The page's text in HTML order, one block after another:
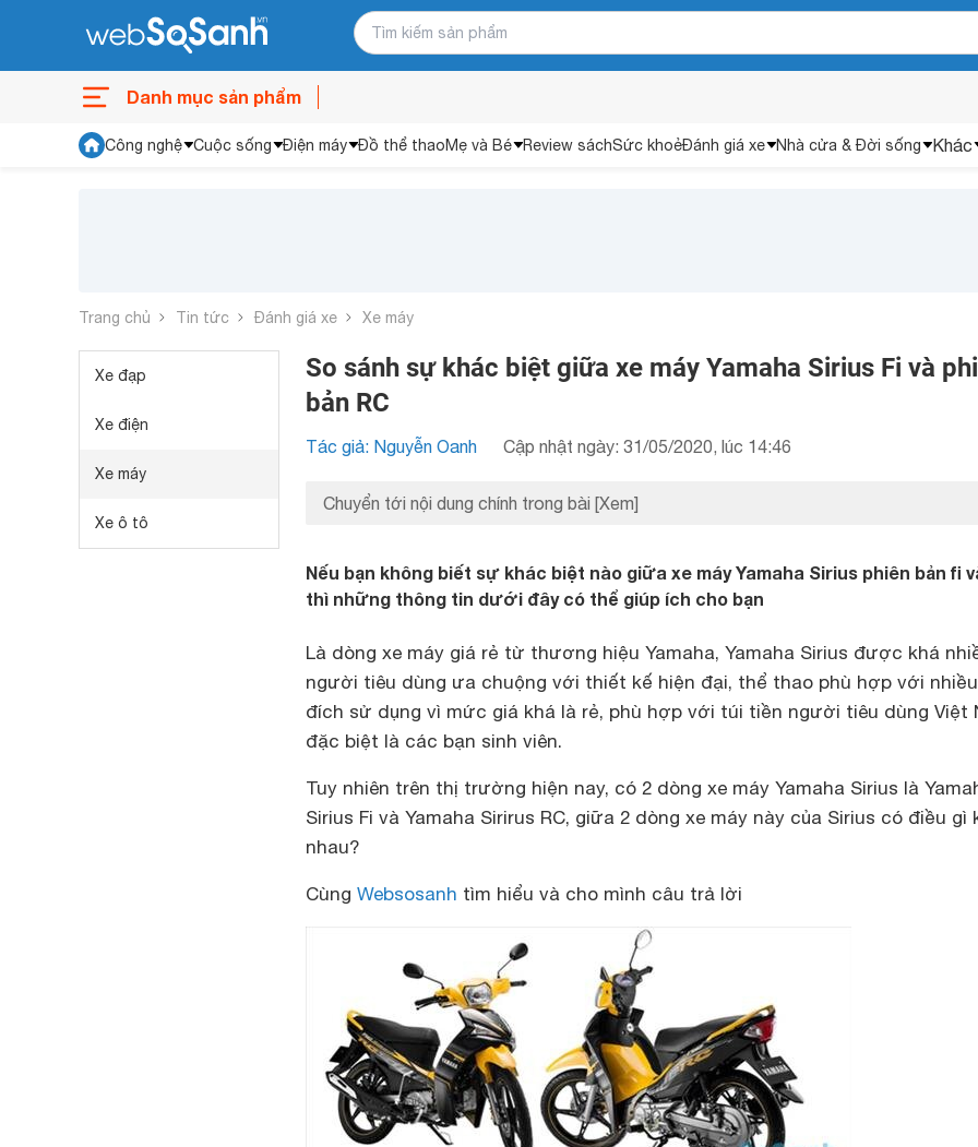
Danh mục sản phẩm
Công nghệ Cuộc sống Điện máy Đồ thể thaoMẹ và Bé Review sáchSức khoẻĐánh giá xe Nhà cửa & Đời sống Khác
Trang chủ Tin tức Đánh giá xe Xe máy
Xe đạp
Xe điện
Xe máy
Xe ô tô
So sánh sự khác biệt giữa xe máy Yamaha Sirius Fi và
bản RC
Tác giả: Nguyễn Oanh Cập nhật ngày: 31/05/2020, lúc 14:46
Chuyển tới nội dung chính trong bài [Xem]
Nếu bạn không biết sự khác biệt nào giữa xe máy Yamaha Sirius phiên bản fi
thì những thông tin dưới đây có thể giúp ích cho bạn
Là dòng xe máy giá rẻ từ thương hiệu Yamaha, Yamaha Sirius được khá
người tiêu dùng ưa chuộng với thiết kế hiện đại, thể thao phù hợp với
đích sử dụng vì mức giá khá là rẻ, phù hợp với túi tiền người tiêu dùng Việt
đặc biệt là các bạn sinh viên.
Tuy nhiên trên thị trường hiện nay, có 2 dòng xe máy Yamaha Sirius là
Sirius Fi và Yamaha Sirirus RC, giữa 2 dòng xe máy này của Sirius có điều gì
nhau?
Cùng Websosanh tìm hiểu và cho mình câu trả lời